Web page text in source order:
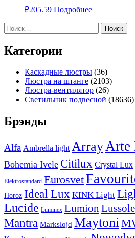
₽205.59 Подробнее
Найти:
Категории
Каскадные люстры (36)
Люстра на штанге (2103)
Люстра-вентилятор (26)
Светильник подвесной (18636)
Брэнды
Alfa Ambrella light ArrayArte
Bohemia Ivele Citilux Crystal Lux
Elektrostandard Eurosvet
Horoz Ideal Lux KINK Light
Lucide Luminex Lumion Lussole
Mantra Markslojd Maytoni